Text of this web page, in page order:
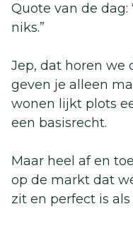
Quote van de dag:
niks.”
Jep, dat horen we
geven je alleen
wonen lijkt plots
een basisrecht.
Maar heel af en
op de markt dat
zit en perfect is